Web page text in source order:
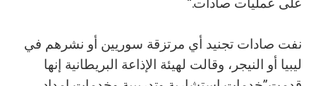
نفت صادات تجنيد أي مرتزقة سوريين أو نشرهم في
ليبيا أو النيجر، وقالت لهيئة الإذاعة البريطانية إنها